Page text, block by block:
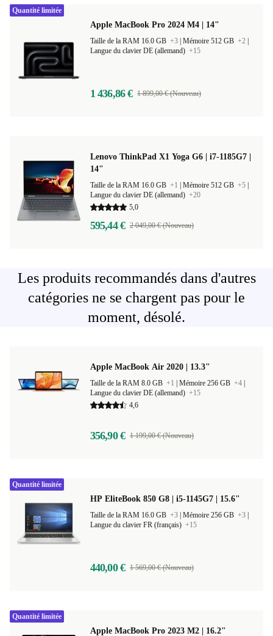
Apple MacBook Pro 2024 M4 | 14"
Taille de la RAM 16.0 GB +3 Mémoire 512 GB +2
Langue du clavier DE (allemand) +15
1 436,86 € 1 899,00 € (Nouveau)
Quantité limitée
Lenovo ThinkPad X1 Yoga G6 | i7-1185G7 |
14"
Taille de la RAM 16.0 GB +1 Mémoire 512 GB +5
Langue du clavier DE (allemand) +20
5,0
595,44 € 2 049,00 € (Nouveau)
Les produits recommandés dans d'autres
catégories ne se chargent pas pour le
moment, désolé.
Apple MacBook Air 2020 | 13.3"
Taille de la RAM 8.0 GB +1 Mémoire 256 GB +4
Langue du clavier DE (allemand) +15
4,6
356,90 € 1 199,00 € (Nouveau)
HP EliteBook 850 G8 | i5-1145G7 | 15.6"
Taille de la RAM 16.0 GB +3 Mémoire 256 GB +3
Langue du clavier FR (français) +15
440,00 € 1 569,00 € (Nouveau)
Quantité limitée
Apple MacBook Pro 2023 M2 | 16.2"
Quantité limitée